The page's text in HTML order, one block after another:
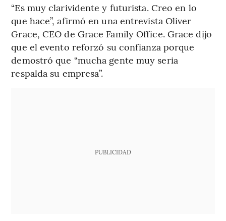
“Es muy clarividente y futurista. Creo en lo
que hace”, afirmó en una entrevista Oliver
Grace, CEO de Grace Family Office. Grace dijo
que el evento reforzó su confianza porque
demostró que “mucha gente muy seria
respalda su empresa”.
PUBLICIDAD